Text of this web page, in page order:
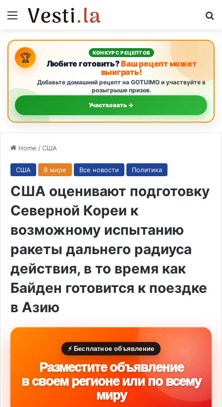
Menu
🏆 КОНКУРС РЕЦЕПТОВ
Любите готовить?Ваш рецепт может
выиграть!
Добавьте домашний рецепт на GOTUIMO и участвуйте в
розыгрыше призов.
Участвовать →
Home /США
США В мире Все новости Политика
США оценивают подготовку
Северной Кореи к
возможному испытанию
ракеты дальнего радиуса
действия, в то время как
Байден готовится к поездке
в Азию
⚡ Бесплатное объявление
Разместите объявление
в своем регионе или по всему
миру